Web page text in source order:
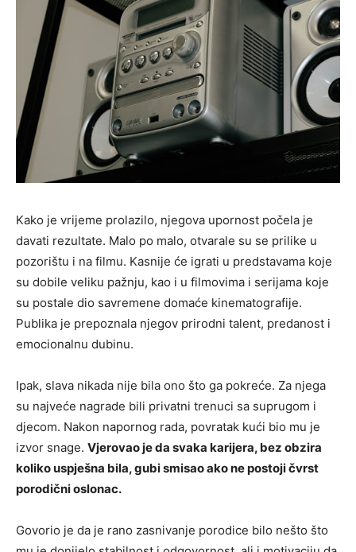
Kako je vrijeme prolazilo, njegova upornost počela je
davati rezultate. Malo po malo, otvarale su se prilike u
pozorištu i na filmu. Kasnije će igrati u predstavama koje
su dobile veliku pažnju, kao i u filmovima i serijama koje
su postale dio savremene domaće kinematografije.
Publika je prepoznala njegov prirodni talent, predanost i
emocionalnu dubinu.
Ipak, slava nikada nije bila ono što ga pokreće. Za njega
su najveće nagrade bili privatni trenuci sa suprugom i
djecom. Nakon napornog rada, povratak kući bio mu je
izvor snage. Vjerovao je da svaka karijera, bez obzira
koliko uspješna bila, gubi smisao ako ne postoji čvrst
porodični oslonac.
Govorio je da je rano zasnivanje porodice bilo nešto što